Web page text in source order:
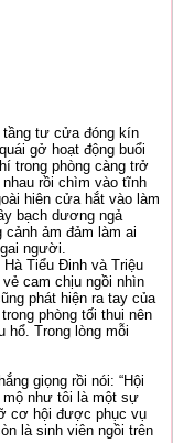
tư cửa đóng kín
gở hoạt động buổi
trong phòng càng trở
rồi chìm vào tĩnh
hiên cửa hắt vào làm
bạch dương ngả
cảnh ảm đảm làm ai
người.
Tiểu Đinh và Triệu
cam chịu ngồi nhìn
phát hiện ra tay của
phòng tối thui nên
hổ. Trong lòng mỗi
giọng rồi nói: “Hội
mộ như tôi là một sự
cơ hội được phục vụ
là sinh viên ngồi trên